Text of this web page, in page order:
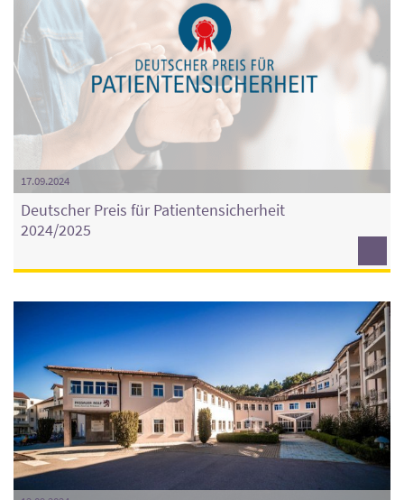
17.09.2024
Deutscher Preis für Patientensicherheit
2024/2025